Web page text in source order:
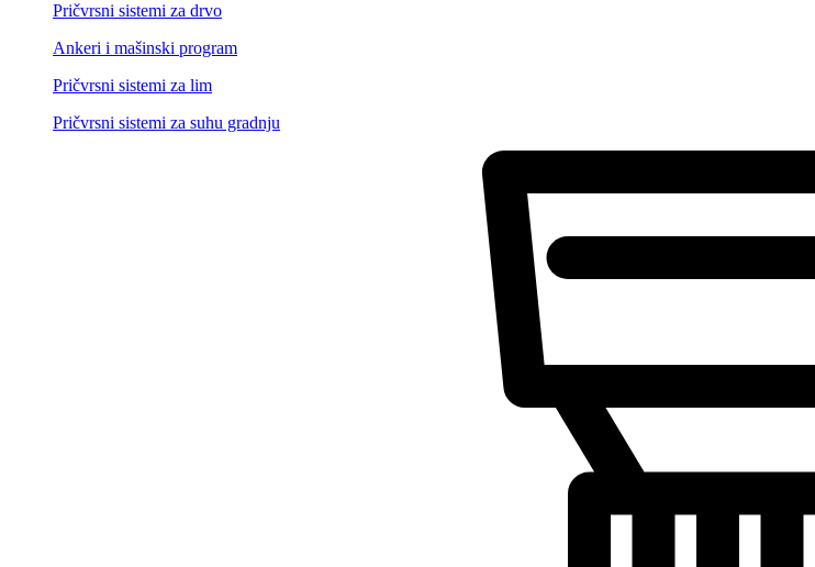
Pričvrsni sistemi za drvo
Ankeri i mašinski program
Pričvrsni sistemi za lim
Pričvrsni sistemi za suhu gradnju